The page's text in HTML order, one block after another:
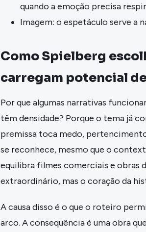
quando a emoção precisa
Imagem: o espetáculo serve a
Como Spielberg
carregam potencial
Por que algumas narrativas
têm densidade? Porque o tema já
premissa toca medo,
se reconhece, mesmo que o
equilibra filmes comerciais e obras
extraordinário, mas o coração da
A causa disso é o que o roteiro
arco. A consequência é uma obra